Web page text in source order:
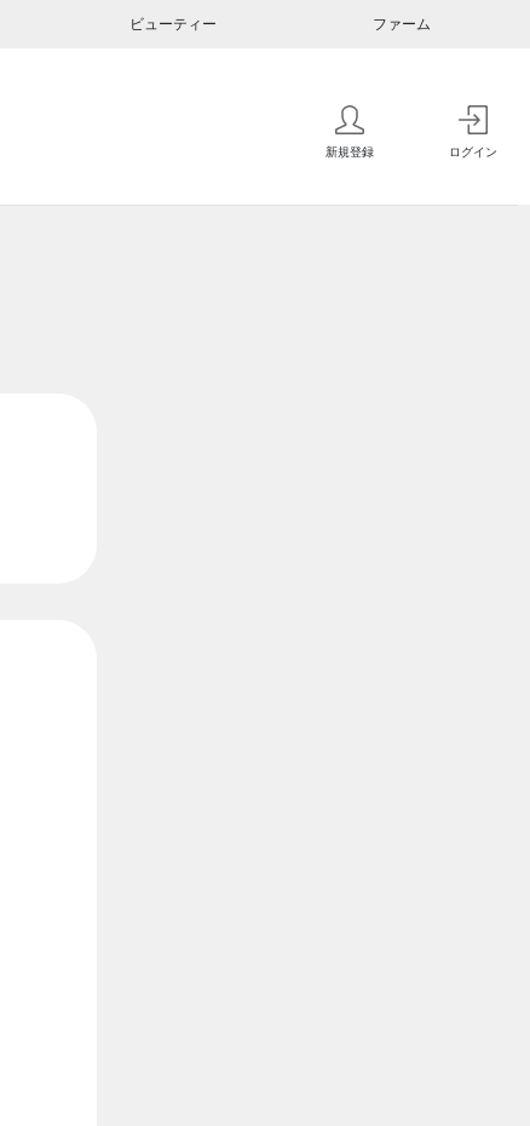
ビューティー ファーム
新規登録 ログイン